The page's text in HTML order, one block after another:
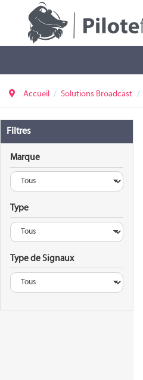
Accueil Solutions Broadcast
Filtres
Marque
Type
Type de Signaux